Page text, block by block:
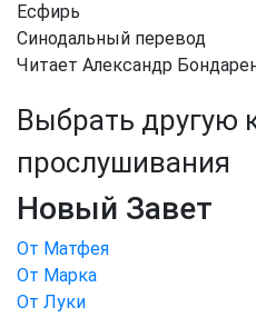
Есфирь
Синодальный перевод
Читает Александр
Выбрать другую
прослушивания
Новый Завет
От Матфея
От Марка
От Луки